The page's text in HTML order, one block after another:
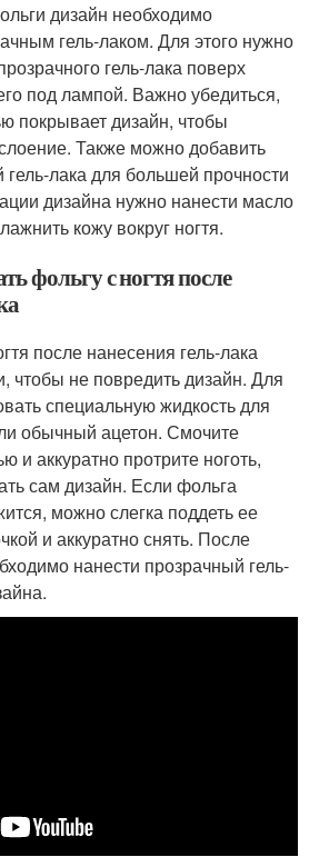
дизайн необходимо
гель-лаком. Для этого нужно
гель-лака поверх
под лампой. Важно убедиться,
покрывает дизайн, чтобы
Также можно добавить
лака для большей прочности
дизайна нужно нанести масло
кожу вокруг ногтя.
фольгу с ногтя после
после нанесения гель-лака
чтобы не повредить дизайн. Для
специальную жидкость для
обычный ацетон. Смочите
и аккуратно протрите ноготь,
сам дизайн. Если фольга
можно слегка поддеть ее
и аккуратно снять. После
нанести прозрачный гель-